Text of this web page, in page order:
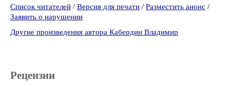
Список читателей / Версия для печати / Разместить анонс /
Заявить о нарушении
Другие произведения автора Кабердин Владимир
Рецензии